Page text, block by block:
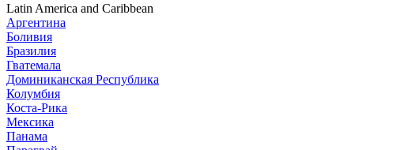
Latin America and Caribbean
Аргентина
Боливия
Бразилия
Гватемала
Доминиканская Республика
Колумбия
Коста-Рика
Мексика
Панама